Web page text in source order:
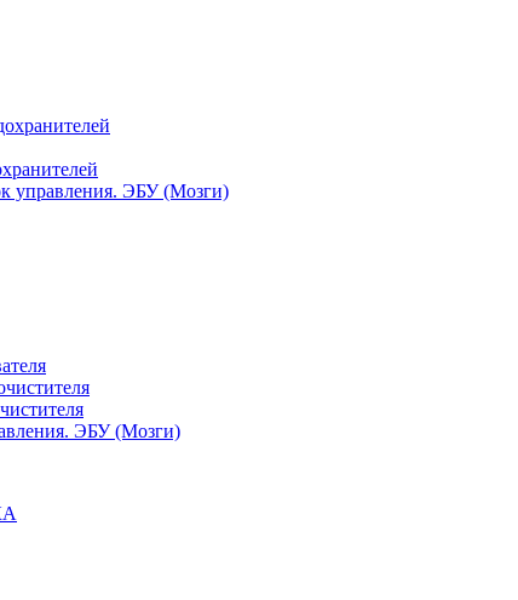
управления. ЭБУ (Мозги)
ЭБУ (Мозги)